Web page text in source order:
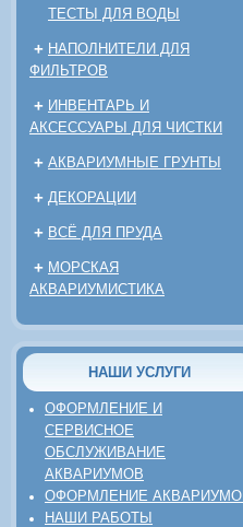
ТЕСТЫ ДЛЯ ВОДЫ
+ НАПОЛНИТЕЛИ ДЛЯ
ФИЛЬТРОВ
+ ИНВЕНТАРЬ И
АКСЕССУАРЫ ДЛЯ ЧИСТКИ
+ АКВАРИУМНЫЕ ГРУНТЫ
+ ДЕКОРАЦИИ
+ ВСЁ ДЛЯ ПРУДА
+ МОРСКАЯ
АКВАРИУМИСТИКА
НАШИ УСЛУГИ
ОФОРМЛЕНИЕ И
СЕРВИСНОЕ
ОБСЛУЖИВАНИЕ
АКВАРИУМОВ
ОФОРМЛЕНИЕ
НАШИ РАБОТЫ